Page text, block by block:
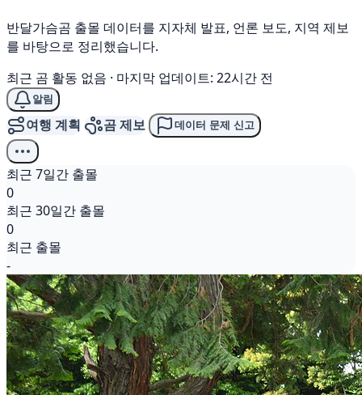
반달가슴곰 출몰 데이터를 지자체 발표, 언론 보도, 지역 제보
를 바탕으로 정리했습니다.
최근 곰 활동 없음 · 마지막 업데이트: 22시간 전
알림
여행 계획 곰 제보 데이터 문제 신고
최근 7일간 출몰
0
최근 30일간 출몰
0
최근 출몰
-